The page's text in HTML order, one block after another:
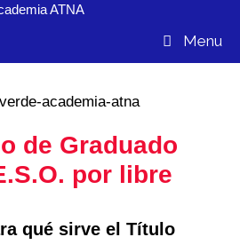
ATNA
Menu
de Graduado
por libre
qué sirve el Título